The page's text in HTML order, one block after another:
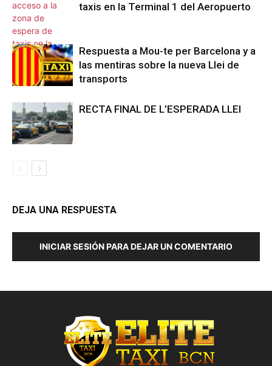
taxis en la Terminal 1 del Aeropuerto
Respuesta a Mou-te per Barcelona y a
las mentiras sobre la nueva Llei de
transports
RECTA FINAL DE L’ESPERADA LLEI
DEJA UNA RESPUESTA
INICIAR SESIÓN PARA DEJAR UN COMENTARIO